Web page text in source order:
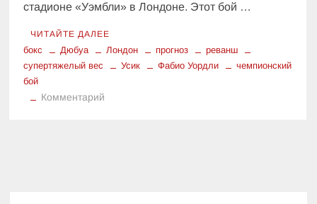
стадионе «Уэмбли» в Лондоне. Этот бой …
ЧИТАЙТЕ ДАЛЕЕ
бокс Дюбуа Лондон прогноз
реванш
супертяжелый вес
Усик Фабио Уордли
чемпионский
бой
Комментарий